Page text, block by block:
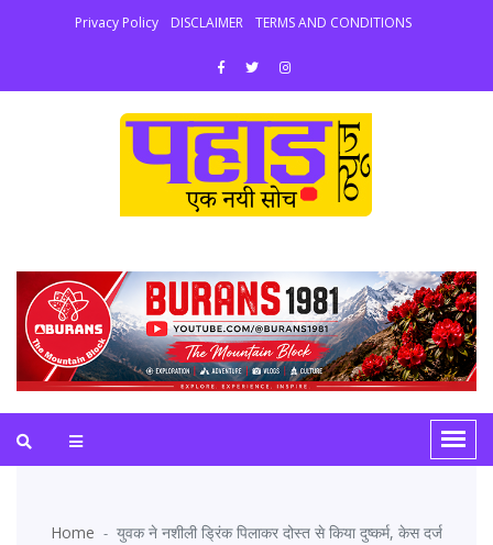
Privacy Policy DISCLAIMER TERMS AND CONDITIONS
Home युवक ने नशीली ड्रिंक पिलाकर दोस्त से किया दुष्कर्म, केस दर्ज